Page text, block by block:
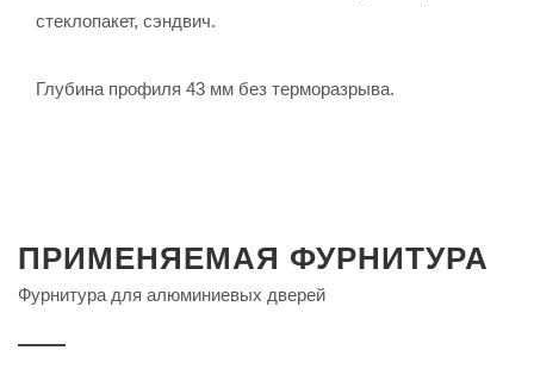
стеклопакет, сэндвич.
Глубина профиля 43 мм без терморазрыва.
ПРИМЕНЯЕМАЯ ФУРНИТУРА
Фурнитура для алюминиевых дверей